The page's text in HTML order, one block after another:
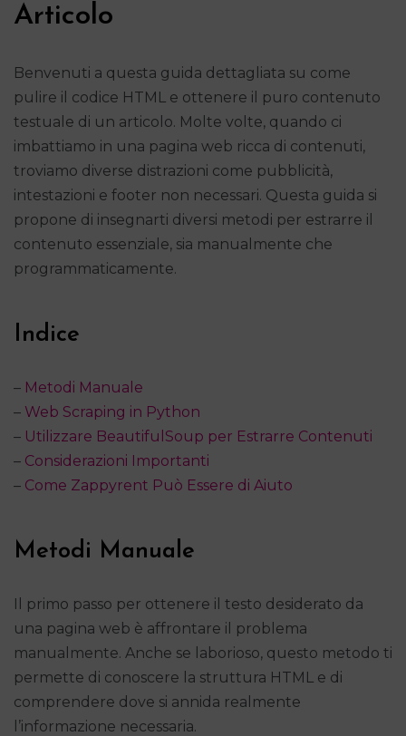
Articolo
Benvenuti a questa guida dettagliata su come
pulire il codice HTML e ottenere il puro contenuto
testuale di un articolo. Molte volte, quando ci
imbattiamo in una pagina web ricca di contenuti,
troviamo diverse distrazioni come pubblicità,
intestazioni e footer non necessari. Questa guida si
propone di insegnarti diversi metodi per estrarre il
contenuto essenziale, sia manualmente che
programmaticamente.
Indice
– Metodi Manuale
– Web Scraping in Python
– Utilizzare BeautifulSoup per Estrarre Contenuti
– Considerazioni Importanti
– Come Zappyrent Può Essere di Aiuto
Metodi Manuale
Il primo passo per ottenere il testo desiderato da
una pagina web è affrontare il problema
manualmente. Anche se laborioso, questo metodo ti
permette di conoscere la struttura HTML e di
comprendere dove si annida realmente
l’informazione necessaria.